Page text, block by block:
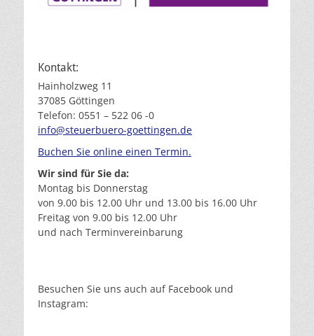
Kontakt:
Hainholzweg 11
37085 Göttingen
Telefon: 0551 – 522 06 -0
info@steuerbuero-goettingen.de
Buchen Sie online einen Termin.
Wir sind für Sie da:
Montag bis Donnerstag
von 9.00 bis 12.00 Uhr und 13.00 bis 16.00 Uhr
Freitag von 9.00 bis 12.00 Uhr
und nach Terminvereinbarung
Besuchen Sie uns auch auf Facebook und
Instagram: